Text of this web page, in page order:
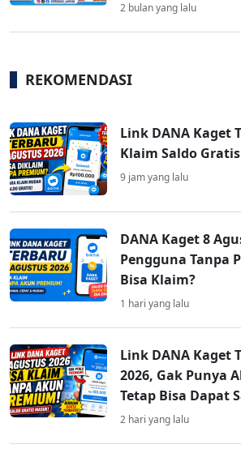
2 bulan yang lalu
REKOMENDASI
Link DANA Kaget
Klaim Saldo
9 jam yang lalu
DANA Kaget 8
Pengguna Tanpa
Bisa Klaim?
1 hari yang lalu
Link DANA Kaget
2026, Gak Punya
Tetap Bisa Dapat
2 hari yang lalu